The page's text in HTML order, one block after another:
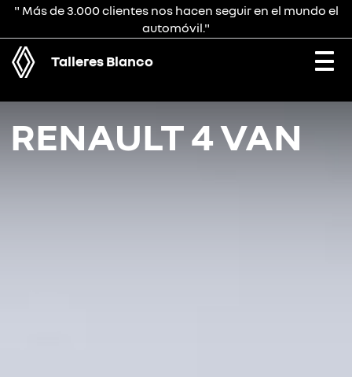
" Más de 3.000 clientes nos hacen seguir en el mundo el
automóvil."
Talleres Blanco
RENAULT 4 VAN